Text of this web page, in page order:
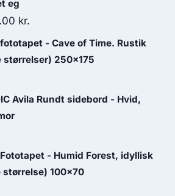
eg
kr.
fototapet - Cave of Time. Rustik
størrelser) 250x175
Avila Rundt sidebord - Hvid,
Fototapet - Humid Forest, idyllisk
størrelse) 100x70